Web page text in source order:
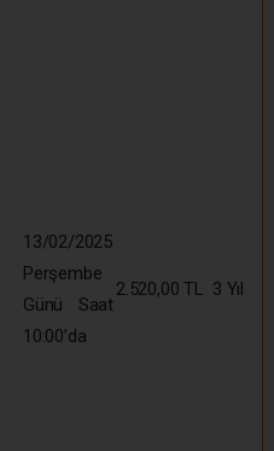
13/02/2025
Perşembe
Günü Saat
10:00’da
2.520,00 TL 3 Yıl